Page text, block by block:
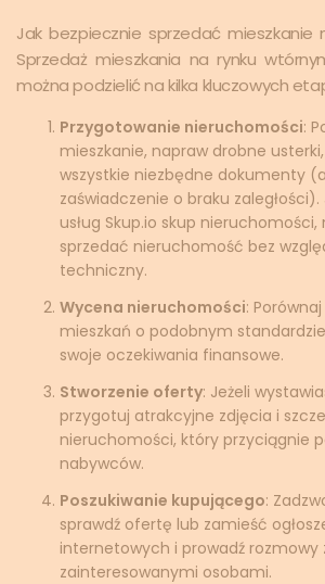
Jak bezpiecznie sprzedać mieszkanie
Sprzedaż mieszkania na rynku
można podzielić na kilka kluczowych
Przygotowanie nieruchomości:
mieszkanie, napraw drobne
wszystkie niezbędne dokumenty
zaświadczenie o braku zaległości).
usług Skup.io skup nieruchomości,
sprzedać nieruchomość bez
techniczny.
Wycena nieruchomości:
mieszkań o podobnym
swoje oczekiwania finansowe.
Stworzenie oferty: Jeżeli
przygotuj atrakcyjne zdjęcia i
nieruchomości, który przyciągnie
nabywców.
Poszukiwanie kupującego:
sprawdź ofertę lub zamieść
internetowych i prowadź rozmowy
zainteresowanymi osobami.